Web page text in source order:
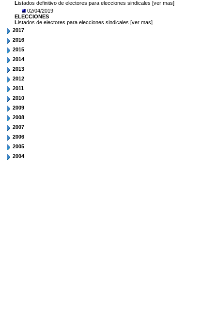
Listados definitivo de electores para elecciones sindicales [ver mas]
02/04/2019
ELECCIONES
Listados de electores para elecciones sindicales [ver mas]
2017
2016
2015
2014
2013
2012
2011
2010
2009
2008
2007
2006
2005
2004